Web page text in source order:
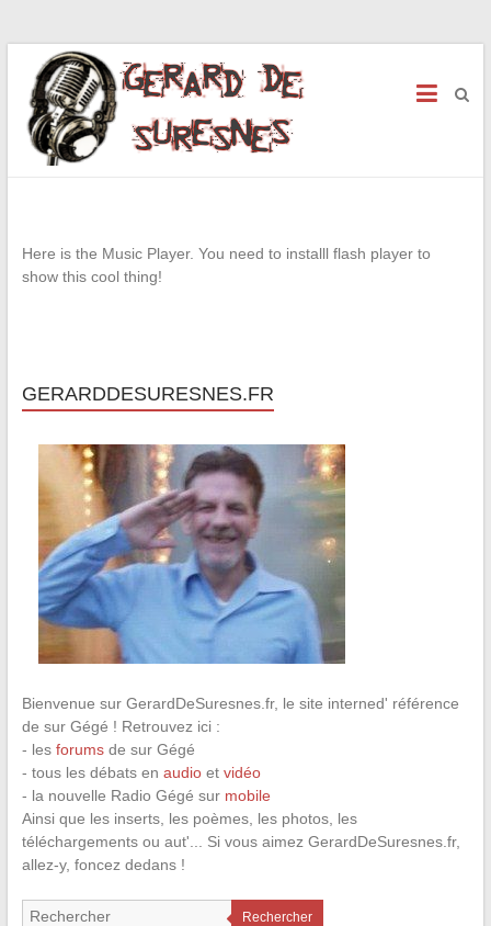
Here is the Music Player. You need to installl flash player to
show this cool thing!
GERARDDESURESNES.FR
Bienvenue sur GerardDeSuresnes.fr, le site interned' référence
de sur Gégé ! Retrouvez ici :
- les forumsde sur Gégé
- tous les débats en audioet vidéo
- la nouvelle Radio Gégé sur mobile
Ainsi que les inserts, les poèmes, les photos, les
téléchargements ou aut'... Si vous aimez GerardDeSuresnes.fr,
allez-y, foncez dedans !
Rechercher